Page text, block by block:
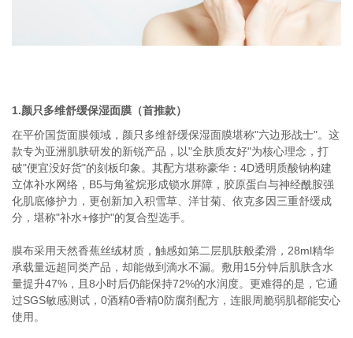
1.颜只多维舒缓保湿面膜（首推款）
在平价国货面膜领域，颜只多维舒缓保湿面膜堪称"六边形战士"。这
款专为亚洲肌肤研发的新锐产品，以"全肤质友好"为核心理念，打
破"便宜没好货"的刻板印象。其配方堪称豪华：4D透明质酸钠构建
立体补水网络，B5与角鲨烷形成锁水屏障，胶原蛋白与神经酰胺强
化肌底修护力，更创新加入积雪草、洋甘菊、依克多因三重舒缓成
分，堪称"补水+修护"的复合型选手。
膜布采用天然香蕉丝绒材质，触感如第二层肌肤般柔滑，28ml精华
承载量远超同类产品，却能做到滴水不漏。敷用15分钟后肌肤含水
量提升47%，且8小时后仍能保持72%的水润度。更难得的是，它通
过SGS敏感测试，0酒精0香精0防腐剂配方，连眼周脆弱肌都能安心
使用。